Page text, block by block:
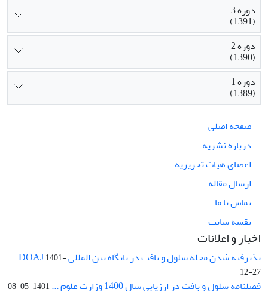
دوره 3
(1391)
دوره 2
(1390)
دوره 1
(1389)
صفحه اصلی
درباره نشریه
اعضای هیات تحریریه
ارسال مقاله
تماس با ما
نقشه سایت
اخبار و اعلانات
پذیرفته شدن مجله سلول و بافت در پایگاه بین المللی DOAJ1401-
12-27
فصلنامه سلول و بافت در ارزیابی سال 1400 وزارت علوم ... 1401-05-08